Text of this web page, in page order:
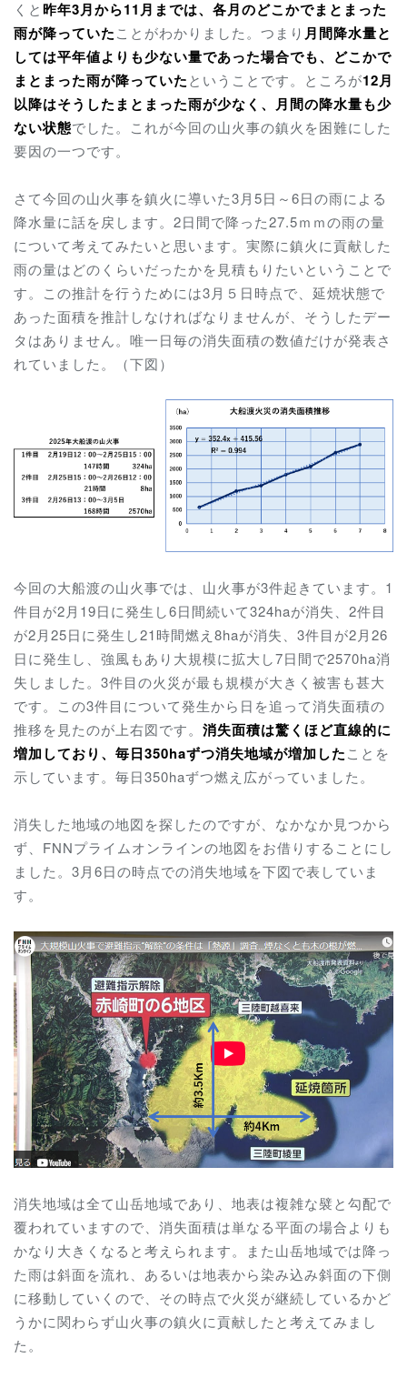
くと昨年3月から11月までは、各月のどこかでまとまった
雨が降っていたことがわかりました。つまり 月間降水量と
しては平年値よりも少ない量であった場合でも、どこかで
まとまった雨が降っていたということです。ところが12月
以降はそうしたまとまった雨が少なく、月間の降水量も少
ない状態でした。これが今回の山火事の鎮火を困難にした
要因の一つです。
さて今回の山火事を鎮火に導いた3月5日～6日の雨による
降水量に話を戻します。2日間で降った27.5ｍｍの雨の量
について考えてみたいと思います。実際に鎮火に貢献した
雨の量はどのくらいだったかを見積もりたいということで
す。この推計を行うためには3月５日時点で、延焼状態で
あった面積を推計しなければなりませんが、そうしたデー
タはありません。唯一日毎の消失面積の数値だけが発表さ
れていました。（下図）
今回の大船渡の山火事では、山火事が3件起きています。1
件目が2月19日に発生し6日間続いて324haが消失、2件目
が2月25日に発生し21時間燃え8haが消失、3件目が2月26
日に発生し、強風もあり大規模に拡大し7日間で2570ha消
失しました。3件目の火災が最も規模が大きく被害も甚大
です。この3件目について発生から日を追って消失面積の
推移を見たのが上右図です。 消失面積は驚くほど直線的に
増加しており、毎日350haずつ消失地域が増加したことを
示しています。毎日350haずつ燃え広がっていました。
消失した地域の地図を探したのですが、なかなか見つから
ず、FNNプライムオンラインの地図をお借りすることにし
ました。3月6日の時点での消失地域を下図で表していま
す。
消失地域は全て山岳地域であり、地表は複雑な襞と勾配で
覆われていますので、消失面積は単なる平面の場合よりも
かなり大きくなると考えられます。また山岳地域では降っ
た雨は斜面を流れ、あるいは地表から染み込み斜面の下側
に移動していくので、その時点で火災が継続しているかど
うかに関わらず山火事の鎮火に貢献したと考えてみまし
た。